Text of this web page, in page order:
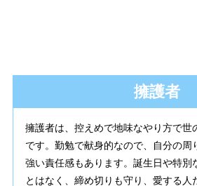
擁護者
擁護者は、控えめで地味なやり方で世
です。勤勉で献身的なので、自分の周
強い責任感もあります。誕生日や特別
とはなく、締め切りも守り、愛する人